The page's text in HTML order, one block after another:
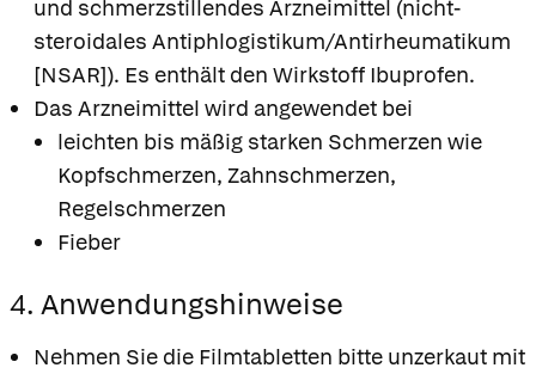
und schmerzstillendes Arzneimittel (nicht-
steroidales Antiphlogistikum/Antirheumatikum
[NSAR]). Es enthält den Wirkstoff Ibuprofen.
Das Arzneimittel wird angewendet bei
leichten bis mäßig starken Schmerzen wie
Kopfschmerzen, Zahnschmerzen,
Regelschmerzen
Fieber
4. Anwendungshinweise
Nehmen Sie die Filmtabletten bitte unzerkaut mit